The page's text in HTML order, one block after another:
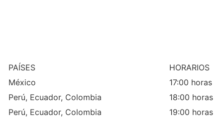
PAÍSES
HORARIOS
México
17:00 horas
Perú, Ecuador, Colombia
18:00 horas
Perú, Ecuador, Colombia
19:00 horas